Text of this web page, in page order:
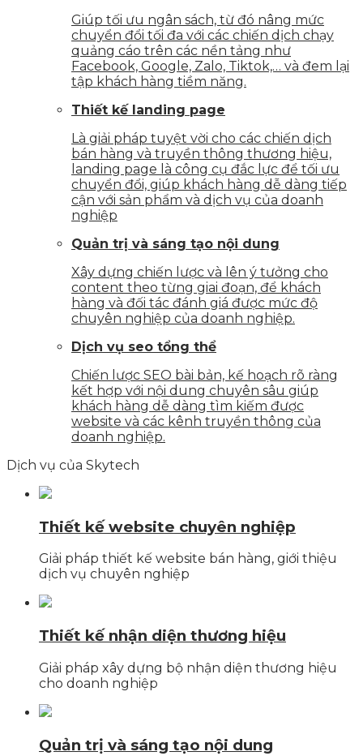
Giúp tối ưu ngân sách, từ đó nâng mức
chuyển đổi tối đa với các chiến dịch chạy
quảng cáo trên các nền tảng như
Facebook, Google, Zalo, Tiktok,… và đem lại
tập khách hàng tiềm năng.
Thiết kế landing page
Là giải pháp tuyệt vời cho các chiến dịch
bán hàng và truyền thông thương hiệu,
landing page là công cụ đắc lực để tối ưu
chuyển đổi, giúp khách hàng dễ dàng tiếp
cận với sản phẩm và dịch vụ của doanh
nghiệp
Quản trị và sáng tạo nội dung
Xây dựng chiến lược và lên ý tưởng cho
content theo từng giai đoạn, để khách
hàng và đối tác đánh giá được mức độ
chuyên nghiệp của doanh nghiệp.
Dịch vụ seo tổng thể
Chiến lược SEO bài bản, kế hoạch rõ ràng
kết hợp với nội dung chuyên sâu giúp
khách hàng dễ dàng tìm kiếm được
website và các kênh truyền thông của
doanh nghiệp.
Dịch vụ của Skytech
Thiết kế website chuyên nghiệp
Giải pháp thiết kế website bán hàng, giới thiệu
dịch vụ chuyên nghiệp
Thiết kế nhận diện thương hiệu
Giải pháp xây dựng bộ nhận diện thương hiệu
cho doanh nghiệp
Quản trị và sáng tạo nội dung